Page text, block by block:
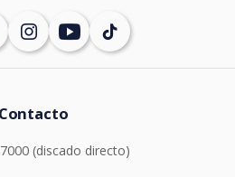
(discado directo)